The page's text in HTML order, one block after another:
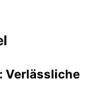
Verlässliche